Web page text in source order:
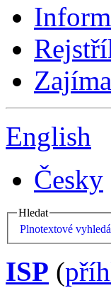
English
Česky
Hledat
Plnotextové
ISP (